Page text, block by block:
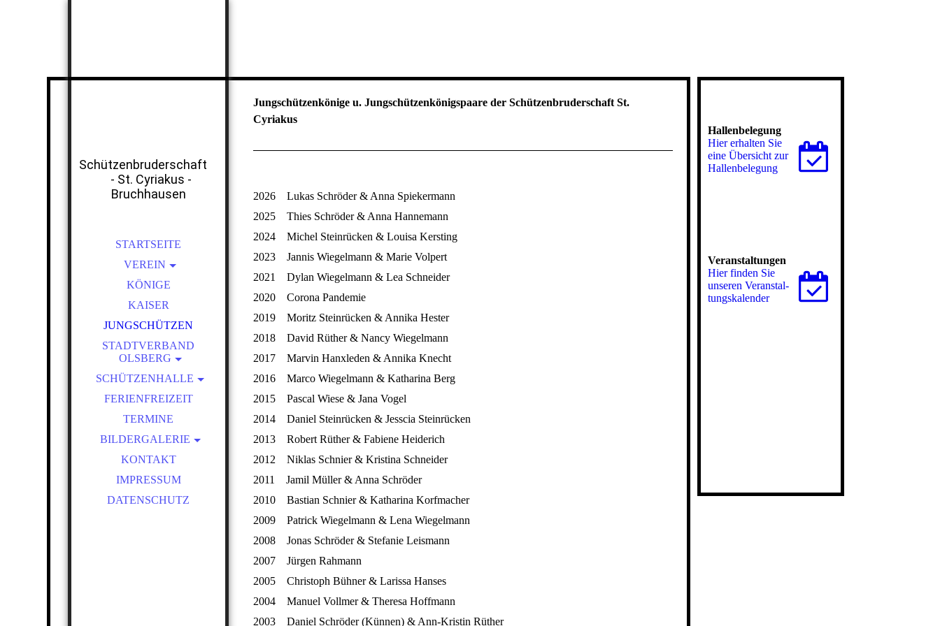
Schützenbruderschaft
- St. Cyriakus -
Bruchhausen
STARTSEITE
VEREIN
VORSTAND
SATZUNG
CHRONIK
VEREINSFAHNEN
PATRONAT
BEITRITTSFORMULAR
KÖNIGE
KAISER
JUNGSCHÜTZEN
STADTVERBAND
OLSBERG
MITGLIEDSVEREINE
STADTSCHÜTZENKÖNIGE
SCHÜTZENHALLE
BESTUHLUNGSPLAN
HALLEN INVENTAR
HALLENBELEGUNG
FERIENFREIZEIT
TERMINE
BILDERGALERIE
SCHÜTZENFEST 2025 -
SCHÜTZENFEST 2018 - 2024
SCHÜTZENFEST 2011 - 2017
KONTAKT
IMPRESSUM
DATENSCHUTZ
Jungschützenkönige u. Jungschützenkönigspaare der Schützenbruderschaft St.
Cyriakus
2026 Lukas Schröder & Anna Spiekermann
2025 Thies Schröder & Anna Hannemann
2024 Michel Steinrücken & Louisa Kersting
2023 Jannis Wiegelmann & Marie Volpert
2021 Dylan Wiegelmann & Lea Schneider
2020 Corona Pandemie
2019 Moritz Steinrücken & Annika Hester
2018 David Rüther & Nancy Wiegelmann
2017 Marvin Hanxleden & Annika Knecht
2016 Marco Wiegelmann & Katharina Berg
2015 Pascal Wiese & Jana Vogel
2014 Daniel Steinrücken & Jesscia Steinrücken
2013 Robert Rüther & Fabiene Heiderich
2012 Niklas Schnier & Kristina Schneider
2011 Jamil Müller & Anna Schröder
2010 Bastian Schnier & Katharina Korfmacher
2009 Patrick Wiegelmann & Lena Wiegelmann
2008 Jonas Schröder & Stefanie Leismann
2007 Jürgen Rahmann
2005 Christoph Bühner & Larissa Hanses
2004 Manuel Vollmer & Theresa Hoffmann
2003 Daniel Schröder (Künnen) & Ann-Kristin Rüther
Hallenbelegung
Hier erhalten Sie
eine Übersicht zur
Hallenbelegung
Veranstaltungen
Hier finden Sie
unseren Ver­an­stal­
tungs­ka­len­der